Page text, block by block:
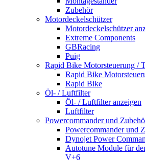
Zubehör
Motordeckelschützer
Motordeckelschützer
Extreme Components
GBRacing
Puig
Rapid Bike Motorsteuerung /
Rapid Bike
Rapid Bike
Öl- / Luftfilter
Öl- / Luftfilter anzeigen
Luftfilter
Powercommander und
Powercommander und
Dynojet Power
Autotune Module für
V+6